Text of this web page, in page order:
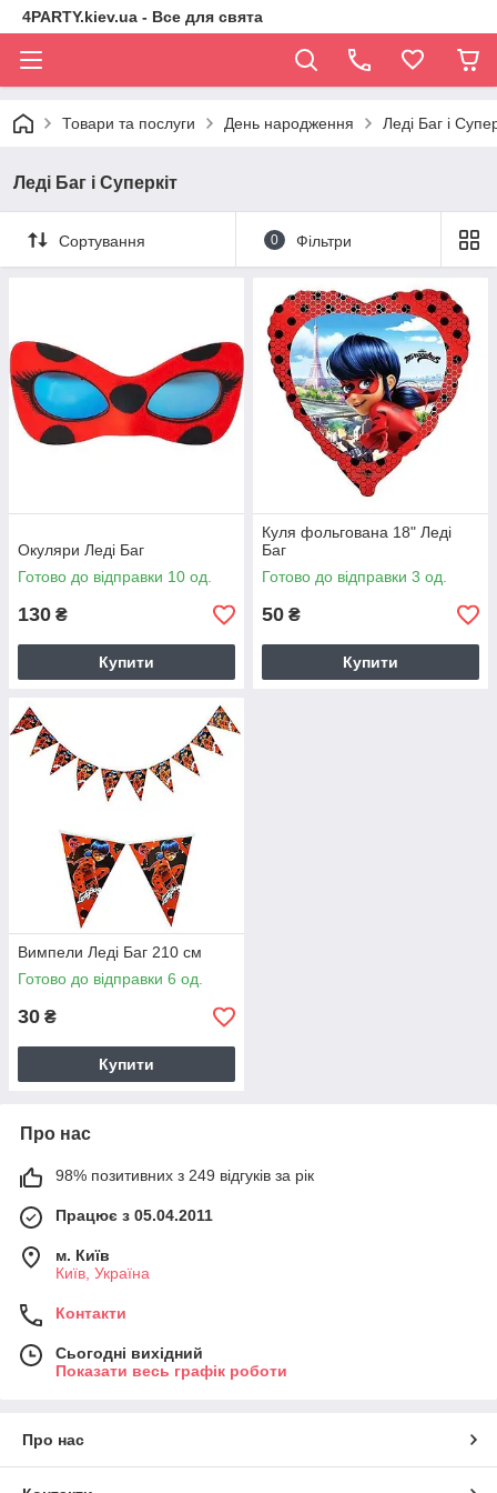
4PARTY.kiev.ua - Все для свята
Товари та послуги День народження Леді Баг і
Леді Баг і Суперкіт
Сортування 0 Фільтри
Окуляри Леді Баг
Готово до відправки 10 од.
130 ₴
Купити
Куля фольгована 18" Леді
Баг
Готово до відправки 3 од.
50 ₴
Купити
Вимпели Леді Баг 210 см
Готово до відправки 6 од.
30 ₴
Купити
Про нас
98% позитивних з 249 відгуків за рік
Працює з 05.04.2011
м. Київ
Київ, Україна
Контакти
Сьогодні вихідний
Показати весь графік роботи
Про нас